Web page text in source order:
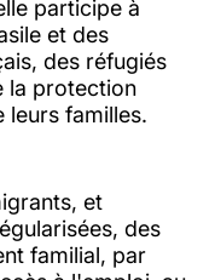
participe à
et des
des réfugiés
la protection
leurs familles.
et
des
familial, par